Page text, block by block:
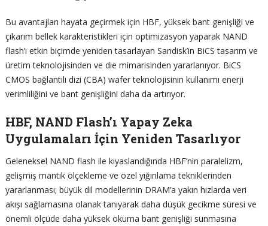
Bu avantajları hayata geçirmek için HBF, yüksek bant genişliği ve
çıkarım bellek karakteristikleri için optimizasyon yaparak NAND
flash’ı etkin biçimde yeniden tasarlayan Sandisk’in BiCS tasarım ve
üretim teknolojisinden ve die mimarisinden yararlanıyor. BiCS
CMOS bağlantılı dizi (CBA) wafer teknolojisinin kullanımı enerji
verimliliğini ve bant genişliğini daha da artırıyor.
HBF, NAND Flash’ı Yapay Zeka
Uygulamaları İçin Yeniden Tasarlıyor
Geleneksel NAND flash ile kıyaslandığında HBF’nin paralelizm,
gelişmiş mantık ölçekleme ve özel yığınlama tekniklerinden
yararlanması; büyük dil modellerinin DRAM’a yakın hızlarda veri
akışı sağlamasına olanak tanıyarak daha düşük gecikme süresi ve
önemli ölçüde daha yüksek okuma bant genişliği sunmasına